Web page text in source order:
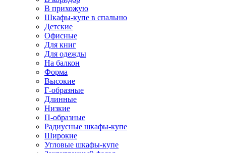
В прихожую
Шкафы-купе в спальню
Детские
Офисные
Для книг
Для одежды
На балкон
Форма
Высокие
Г-образные
Длинные
Низкие
П-образные
Радиусные шкафы-купе
Широкие
Угловые шкафы-купе